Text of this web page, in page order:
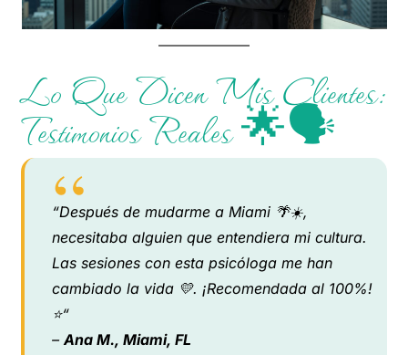
Lo Que Dicen Mis Clientes:
Testimonios Reales 🌟🗣️
“Después de mudarme a Miami 🌴☀️,
necesitaba alguien que entendiera mi cultura.
Las sesiones con esta psicóloga me han
cambiado la vida 💛. ¡Recomendada al 100%!
⭐“
–Ana M., Miami, FL